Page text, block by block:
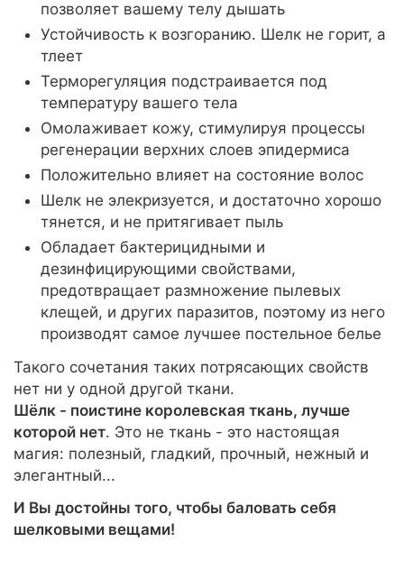
позволяет вашему телу дышать
Устойчивость к возгоранию. Шелк не горит, а
тлеет
Терморегуляция подстраивается под
температуру вашего тела
Омолаживает кожу, стимулируя процессы
регенерации верхних слоев эпидермиса
Положительно влияет на состояние волос
Шелк не элекризуется, и достаточно хорошо
тянется, и не притягивает пыль
Обладает бактерицидными и
дезинфицирующими свойствами,
предотвращает размножение пылевых
клещей, и других паразитов, поэтому из него
производят самое лучшее постельное белье
Такого сочетания таких потрясающих свойств
нет ни у одной другой ткани.
Шёлк - поистине королевская ткань, лучше
которой нет. Это не ткань - это настоящая
магия: полезный, гладкий, прочный, нежный и
элегантный...
И Вы достойны того, чтобы баловать себя
шелковыми вещами!